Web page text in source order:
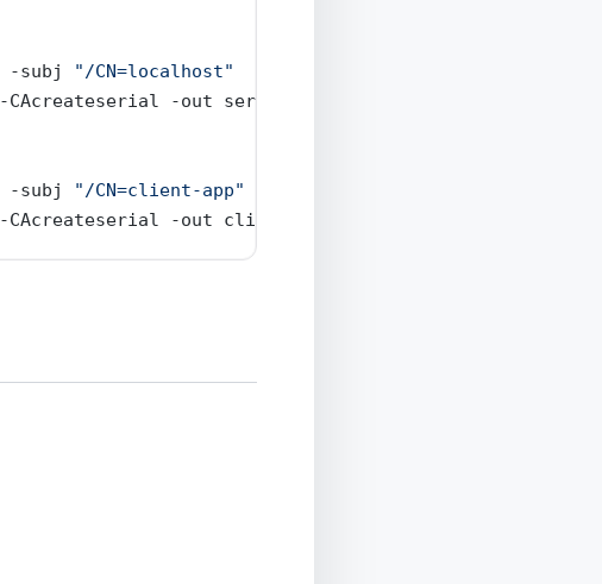
-subj
"/CN=localhost"
-CAcreateserial -out server.crt
-subj
"/CN=client-app"
-CAcreateserial -out client.crt